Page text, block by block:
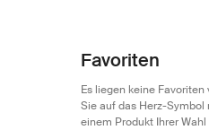
Favoriten
Es liegen keine Favoriten
Sie auf das Herz-Symbol
einem Produkt Ihrer